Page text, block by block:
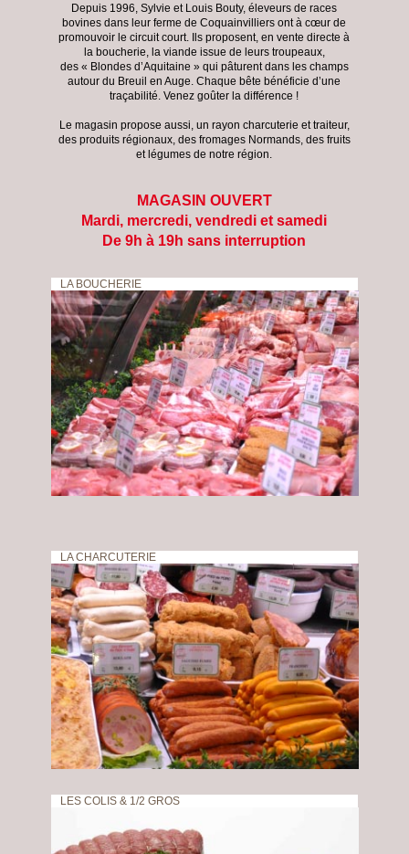
Depuis 1996, Sylvie et Louis Bouty, éleveurs de races
bovines dans leur ferme de Coquainvilliers ont à cœur de
promouvoir le circuit court. Ils proposent, en vente directe à
la boucherie, la viande issue de leurs troupeaux,
des « Blondes d’Aquitaine » qui pâturent dans les champs
autour du Breuil en Auge. Chaque bête bénéficie d’une
traçabilité. Venez goûter la différence !
Le magasin propose aussi, un rayon charcuterie et traiteur,
des produits régionaux, des fromages Normands, des fruits
et légumes de notre région.
MAGASIN OUVERT
Mardi, mercredi, vendredi et samedi
De 9h à 19h sans interruption
LA BOUCHERIE
LA CHARCUTERIE
LES COLIS & 1/2 GROS